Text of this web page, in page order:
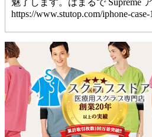
https://www.stutop.com/iphone-